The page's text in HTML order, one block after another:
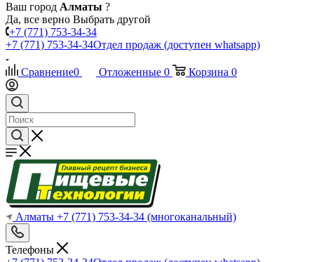
Ваш город Алматы ?
Да, все верно Выбрать другой
+7 (771) 753-34-34
+7 (771) 753-34-34Отдел продаж (доступен whatsapp)
Сравнение0 Отложенные 0 Корзина 0
Алматы +7 (771) 753-34-34 (многоканальный)
Телефоны